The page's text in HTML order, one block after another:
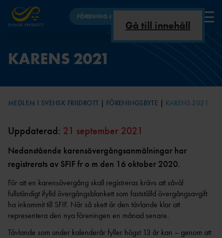
Gå till innehåll
FÖRENING & FÖRBUND
VAD ÄR
UNGDOM
TT
ARENA &
LÖPNING
NG
PARAFRIIDRO
TT
R
FÖRBUND
FÖRBUNDSINFO
GDPR,
STADGA
ÅRSMÖT
E
STYRELSEMÖTE
N
DOKUMENTBANK
EN
LEDIGA TJÄNSTER &
UTBILDNINGSNYHET
PLATTFORMAR FÖR UTBILDNING -
TRÄNARE
BARNTRÄNARE I
FRIIDROTT
GRUNDUTBILDNING FÖR
INKLUDERANDE
FRIIDROTT
TRYGG FRIIDROTT
ORO ELLER
ANMÄLAN
RÅDET FÖR TRYGG
FRIIDROTT
DISCIPLINNÄMND
EN
ANLÄGGNING
ANLÄGGNINGSKOMMIT
REGLER &
MARKERINGAR
FRIIDROTTSHALL
AR
FRISK FRIIDROTT
KONTAKT
KARENS 2021
MEDLEM I SVENSK FRIIDROTT FÖRENINGSBYTE KARENS 2021
Uppdaterad: 21 september 2021
Nedanstående karensövergångsanmälningar har
registrerats av SFIF fr o m den 16 oktober 2020.
För att en karensövergång skall registreras krävs att såväl
fullständigt ifylld övergångsblankett som fastställd övergångsavgift
ha inkommit till SFIF. När så skett är den tävlande klar att
representera den nya föreningen en månad senare.
Tävlande som under kalenderår fyller högst 13 år kan – genom att